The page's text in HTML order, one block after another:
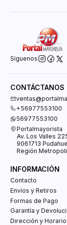
Síguenos
CONTÁCTANOS
+56977553100
56977553100
Portalmayorista
Av. Los Valles
9061713
Región
INFORMACIÓN
Contacto
Envíos y Retiros
Formas de Pago
Garantía y
Dirección y